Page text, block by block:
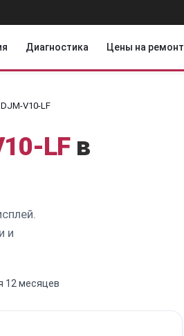
Диагностика Цены на ремонт
V10-LF
LFв
и
12 месяцев